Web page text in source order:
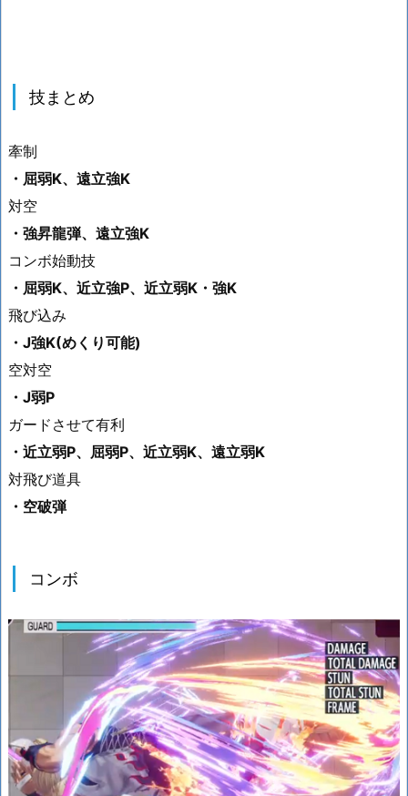
技まとめ
牽制
・屈弱K、遠立強K
対空
・強昇龍弾、遠立強K
コンボ始動技
・屈弱K、近立強P、近立弱K・強K
飛び込み
・J強K(めくり可能)
空対空
・J弱P
ガードさせて有利
・近立弱P、屈弱P、近立弱K、遠立弱K
対飛び道具
・空破弾
コンボ